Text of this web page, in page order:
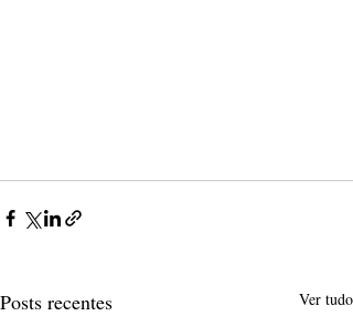
Posts recentes Ver tudo